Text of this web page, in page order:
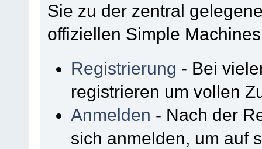
Sie zu der zentral
offiziellen Simple
Registrierung - Bei
registrieren um vollen
Anmelden - Nach der
sich anmelden, um auf